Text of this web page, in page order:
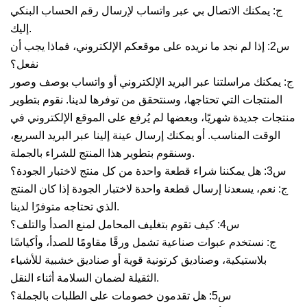
ج: يمكنك الاتصال بي عبر واتساب لإرسال رقم الحساب البنكي
إليك.
س2: إذا لم نجد ما نريده على موقعكم الإلكتروني، فماذا يجب أن
نفعل؟
ج: يمكنك مراسلتنا عبر البريد الإلكتروني أو واتساب بوصف وصور
المنتجات التي تحتاجها، وسنتحقق من توفرها لدينا. نقوم بتطوير
منتجات جديدة شهريًا، وبعضها لم يُرفع على الموقع الإلكتروني في
الوقت المناسب. أو يمكنك إرسال عينة إلينا عبر البريد السريع،
وسنقوم بتطوير هذا المنتج للشراء بالجملة.
س3: هل يمكننا شراء قطعة واحدة من كل منتج لاختبار الجودة؟
ج: نعم، يسعدنا إرسال قطعة واحدة لاختبار الجودة إذا كان المنتج
الذي تحتاجه متوفرًا لدينا.
س4: كيف تقوم بتغليف المحامل لمنع الصدأ والتلف؟
ج: نستخدم عبوات صناعية تشمل ورقًا مقاومًا للصدأ، وأكياسًا
بلاستيكية، وصناديق كرتونية قوية أو صناديق خشبية للأشياء
الثقيلة لضمان السلامة أثناء النقل.
س5: هل تقدمون خصومات على الطلبات بالجملة؟